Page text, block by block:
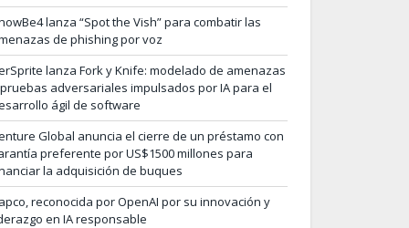
lanza “Spot the Vish” para combatir las
de phishing por voz
lanza Fork y Knife: modelado de amenazas
adversariales impulsados por IA para el
ágil de software
Global anuncia el cierre de un préstamo con
preferente por US$1500 millones para
la adquisición de buques
reconocida por OpenAI por su innovación y
en IA responsable